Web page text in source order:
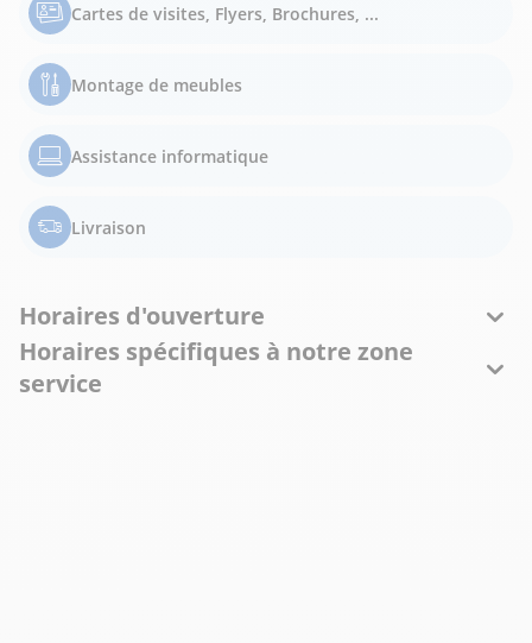
Cartes de visites, Flyers, Brochures, ...
Montage de meubles
Assistance informatique
Livraison
Horaires d'ouverture
Horaires spécifiques à notre zone
service